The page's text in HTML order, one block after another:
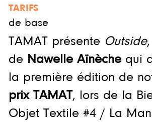
TARIFS
de base
TAMAT présente Outside
de Nawelle Aïnèchequi
la première édition de
prix TAMAT, lors de la
Objet Textile #4 / La